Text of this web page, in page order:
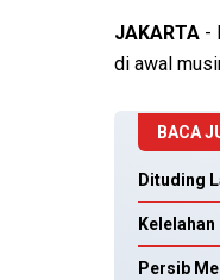
JAKARTA -
di awal
BACA
Dituding
Persib